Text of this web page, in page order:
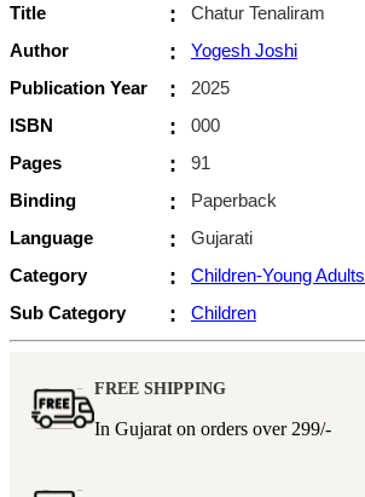
Title :
Chatur Tenaliram
Author
:
Yogesh Joshi
Publication Year
:
2025
ISBN
:
000
Pages
:
91
Binding
:
Paperback
Language
:
Gujarati
Category
:
Children-Young Adults
Sub Category
: Children
FREE SHIPPING
In Gujarat on orders over 299/-